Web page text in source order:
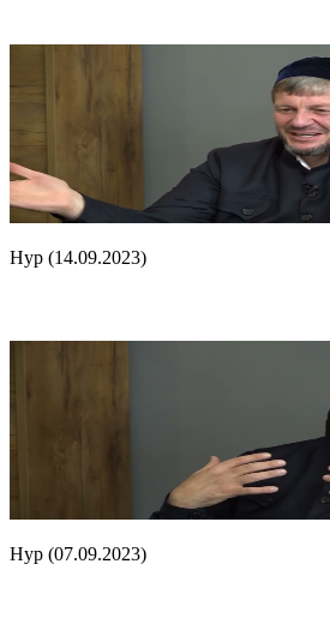
Нур (14.09.2023)
Нур (07.09.2023)